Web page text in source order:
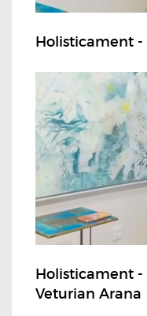
Holisticament -
Holisticament
Veturian Arana